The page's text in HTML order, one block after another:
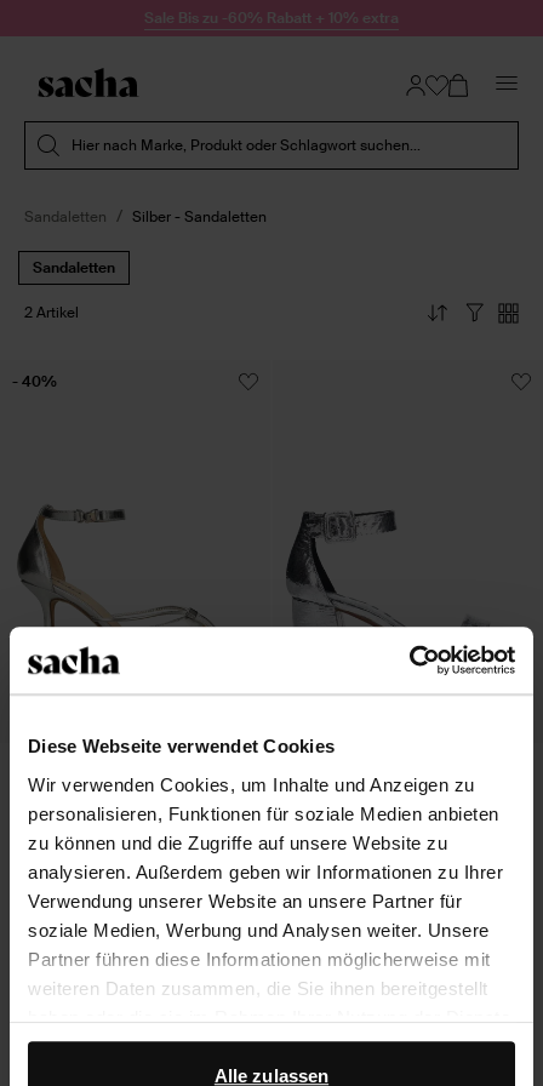
Diese Webseite verwendet Cookies
Wir verwenden Cookies, um Inhalte und Anzeigen zu
personalisieren, Funktionen für soziale Medien anbieten
zu können und die Zugriffe auf unsere Website zu
analysieren. Außerdem geben wir Informationen zu Ihrer
Verwendung unserer Website an unsere Partner für
soziale Medien, Werbung und Analysen weiter. Unsere
Partner führen diese Informationen möglicherweise mit
weiteren Daten zusammen, die Sie ihnen bereitgestellt
haben oder die sie im Rahmen Ihrer Nutzung der Dienste
gesammelt haben.
Alle zulassen
Zum Inhalt springenSale Bis zu -60% Rabatt + 10% extra
Hier nach Marke, Produkt oder Schlagwort suchen...
Sandaletten Silber - Sandaletten
Sandaletten
2 Artikel
78.00
46.79
- 40%
mit Blockabsatz
72.99
Über Sacha
Versand und Lieferung